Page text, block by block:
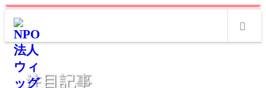
注目記事